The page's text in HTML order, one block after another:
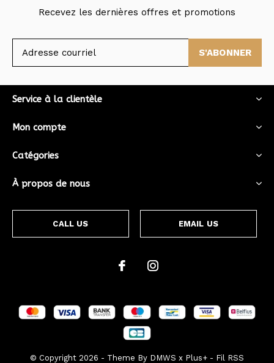
Recevez les dernières offres et promotions
S'ABONNER
Service à la clientèle
Mon compte
Catégories
À propos de nous
CALL US EMAIL US
© Copyright 2026 - Theme By DMWS x Plus+ - Fil RSS